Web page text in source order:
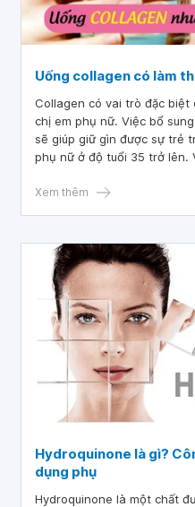
Uống collagen có làm
Collagen có vai trò đặc biệt
chị em phụ nữ. Việc bổ
sẽ giúp giữ gìn được sự trẻ
phụ nữ ở độ tuổi 35 trở lên.
không?”.
Xem thêm
Hydroquinone là gì?
dụng phụ
Hydroquinone là một chất